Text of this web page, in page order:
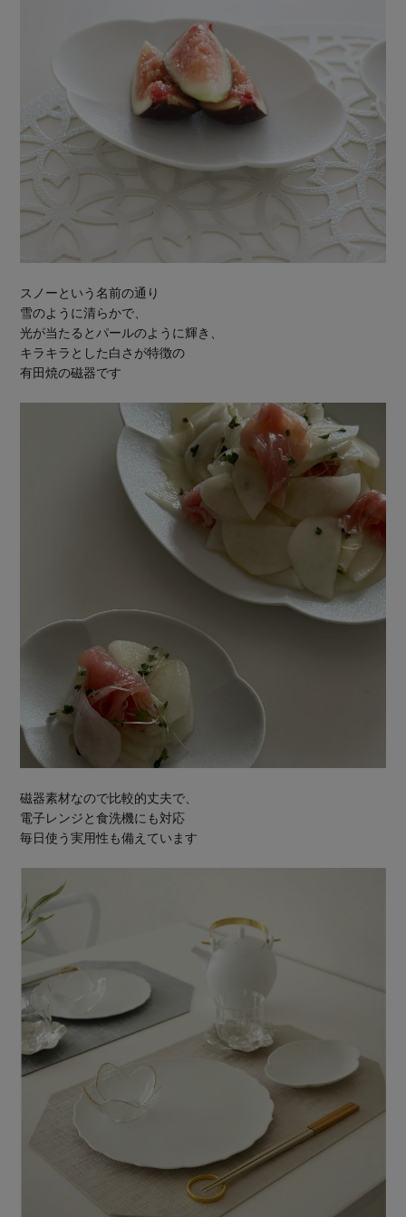
スノーという名前の通り
雪のように清らかで、
光が当たるとパールのように輝き、
キラキラとした白さが特徴の
有田焼の磁器です
磁器素材なので比較的丈夫で、
電子レンジと食洗機にも対応
毎日使う実用性も備えています